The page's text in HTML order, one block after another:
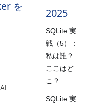
を
2025
SQLite 実
戦（5）：
私は誰？
ここはど
こ？
SQLite 実